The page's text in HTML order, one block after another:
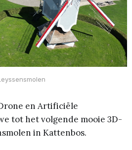
en Artificiële
tot het volgende mooie 3D-
in Kattenbos.